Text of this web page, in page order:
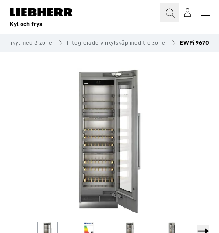
Kyl och frys
Vinkyl med 3 zoner Integrerade vinkylskåp med tre zoner EWPi 9670